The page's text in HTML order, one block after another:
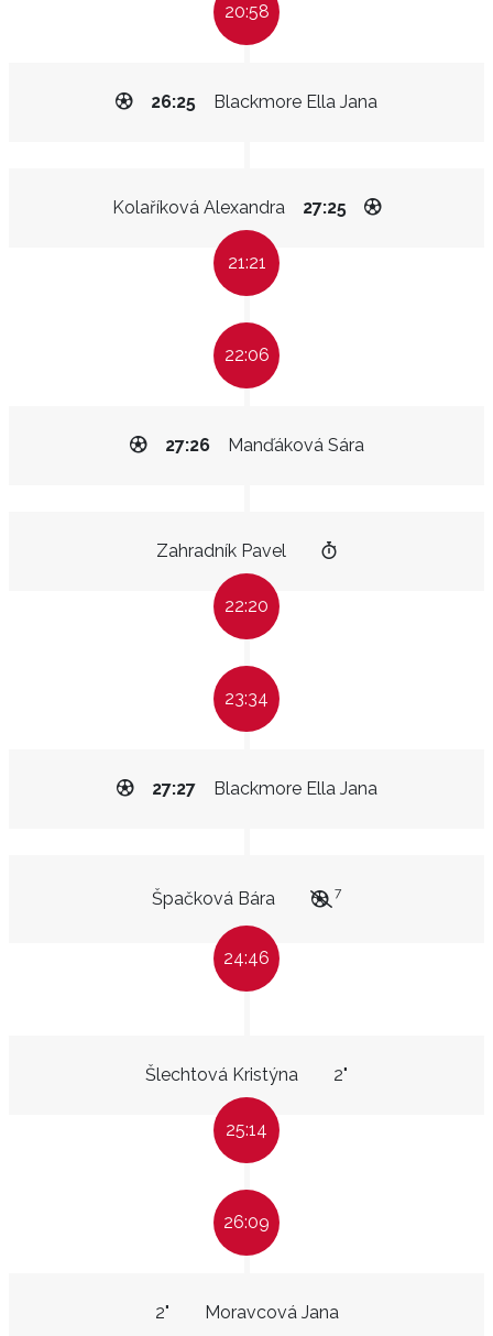
20:58
Blackmore Ella Jana
26:25
Kolaříková Alexandra 27:25
21:21
22:06
Manďáková Sára
27:26
Zahradník Pavel
22:20
23:34
Blackmore Ella Jana
27:27
Špačková Bára 7
24:46
Šlechtová Kristýna 2"
25:14
26:09
Moravcová Jana
2"